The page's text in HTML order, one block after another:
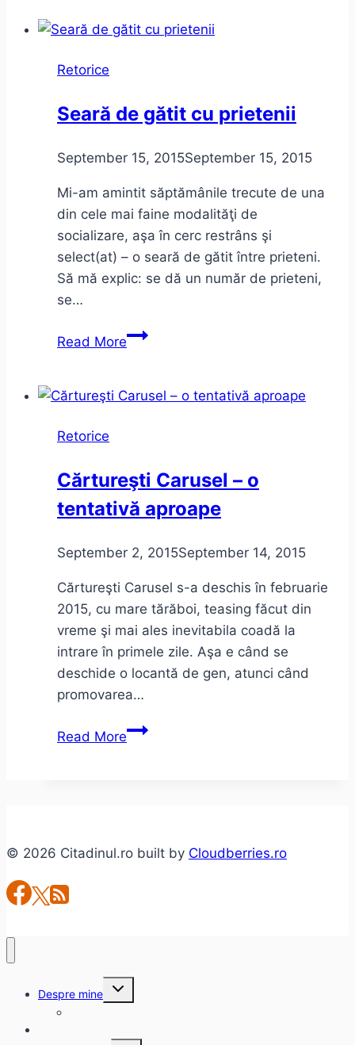
toţi
2016/2017
Retorice
Seară de gătit cu prietenii
September 15, 2015September 15, 2015
Mi-am amintit săptămânile trecute de una
din cele mai faine modalităţi de
socializare, aşa în cerc restrâns şi
select(at) – o seară de gătit între prieteni.
Să mă explic: se dă un număr de prieteni,
se…
Read MoreSeară
cu
Retorice
Cărtureşti Carusel – o
tentativă aproape
September 2, 2015September 14, 2015
Cărtureşti Carusel s-a deschis în februarie
2015, cu mare tărăboi, teasing făcut din
vreme şi mai ales inevitabila coadă la
intrare în primele zile. Aşa e când se
deschide o locantă de gen, atunci când
promovarea…
Read MoreCărtureşti
© 2026 Citadinul.ro built by Cloudberries.ro
Despre mine
Toggle